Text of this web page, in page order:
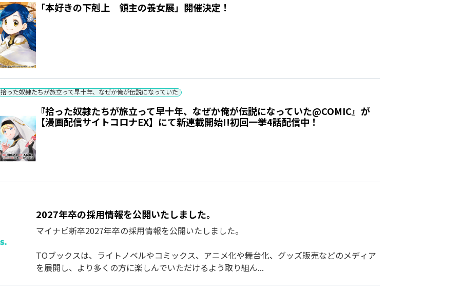
「本好きの下剋上 領主の養女展」開催決定！
拾った奴隷たちが旅立って早十年、なぜか俺が伝説になっていた
『拾った奴隷たちが旅立って早十年、なぜか俺が伝説になっていた@COMIC』が
【漫画配信サイトコロナEX】にて新連載開始!!初回一挙4話配信中！
2027年卒の採用情報を公開いたしました。
マイナビ新卒2027年卒の採用情報を公開いたしました。
TOブックスは、ライトノベルやコミックス、アニメ化や舞台化、グッズ販売などのメディア
を展開し、より多くの方に楽しんでいただけるよう取り組ん...